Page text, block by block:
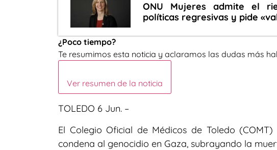
ONU Mujeres admite el
políticas regresivas y pide
¿Poco tiempo?
Te resumimos esta noticia y aclaramos las dudas más
Ver resumen de la noticia
TOLEDO 6 Jun. –
El Colegio Oficial de Médicos de Toledo
condena al genocidio en Gaza, subrayando la